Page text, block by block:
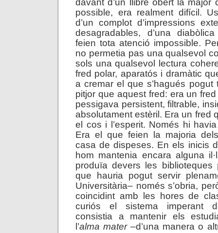
davant d’un llibre obert la major
possible, era realment difícil.
d’un complot d’impressions
desagradables, d’una
feien tota atenció impossible.
no permetia pas una qualsevol
sols una qualsevol lectura
fred polar, aparatós i dramàtic
a cremar el que s’hagués pogut
pitjor que aquest fred: era un
pessigava persistent, filtrable,
absolutament estèril. Era un fred
el cos i l’esperit. Només hi
Era el que feien la majoria
casa de dispeses. En els inicis
hom mantenia encara alguna
produïa devers les biblioteques
que hauria pogut servir
Universitària– només s’obria,
coincidint amb les hores de
curiós el sistema imperant
consistia a mantenir els
l’alma mater–d’una manera o